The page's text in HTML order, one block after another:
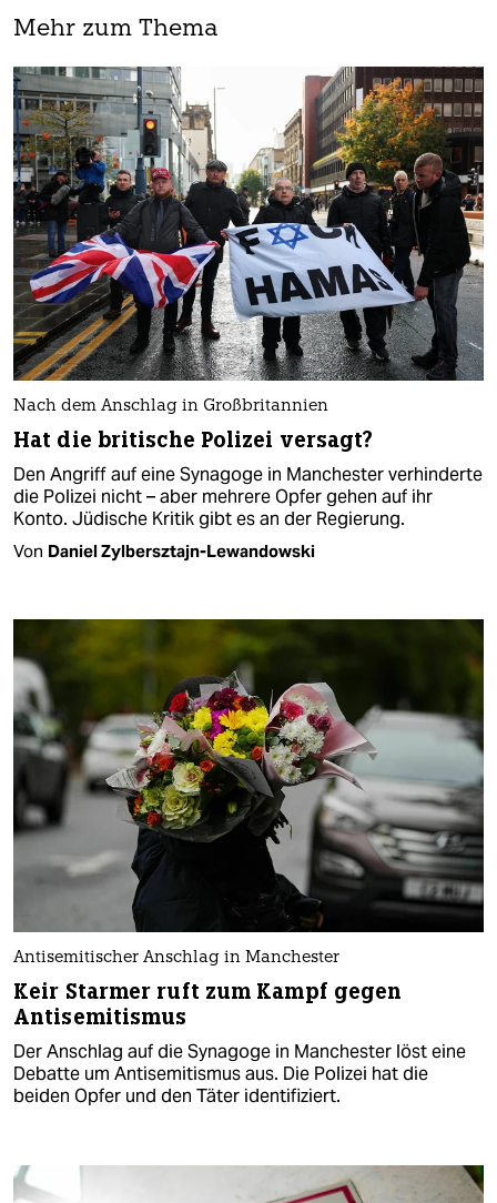
Mehr zum Thema
Nach dem Anschlag in Großbritannien
Hat die britische Polizei versagt?
Den Angriff auf eine Synagoge in Manchester verhinderte
die Polizei nicht – aber mehrere Opfer gehen auf ihr
Konto. Jüdische Kritik gibt es an der Regierung.
Von Daniel Zylbersztajn-Lewandowski
Antisemitischer Anschlag in Manchester
Keir Starmer ruft zum Kampf gegen
Antisemitismus
Der Anschlag auf die Synagoge in Manchester löst eine
Debatte um Antisemitismus aus. Die Polizei hat die
beiden Opfer und den Täter identifiziert.